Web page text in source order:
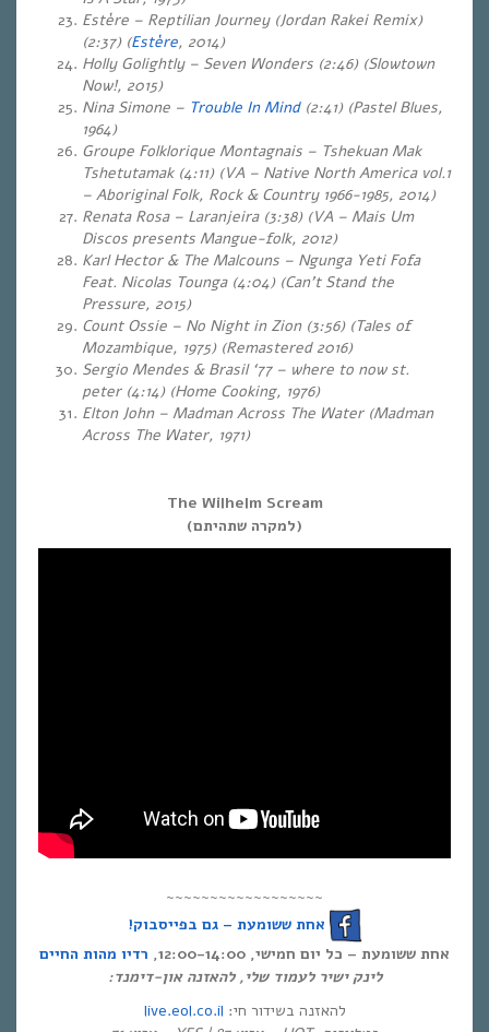
Estère – Reptilian Journey (Jordan Rakei Remix)
(2:37) (Estère, 2014)
Holly Golightly – Seven Wonders (2:46) (Slowtown
Now!, 2015)
Nina Simone – Trouble In Mind(2:41) (Pastel Blues,
1964)
Groupe Folklorique Montagnais – Tshekuan Mak
Tshetutamak (4:11) (VA – Native North America vol.1
– Aboriginal Folk, Rock & Country 1966-1985, 2014)
Renata Rosa – Laranjeira (3:38) (VA – Mais Um
Discos presents Mangue-folk, 2012)
Karl Hector & The Malcouns – Ngunga Yeti Fofa
Feat. Nicolas Tounga (4:04) (Can’t Stand the
Pressure, 2015)
Count Ossie – No Night in Zion (3:56) (Tales of
Mozambique, 1975) (Remastered 2016)
Sergio Mendes & Brasil ‘77 – where to now st.
peter (4:14) (Home Cooking, 1976)
Elton John – Madman Across The Water (Madman
Across The Water, 1971)
The Wilhelm Scream
(למקרה שתהיתם)
~~~~~~~~~~~~~~~~~~
אחת ששומעת – גם בפייסבוק!
אחת ששומעת – כל יום חמישי, 12:00-14:00,
רדיו מהות החיים
לינק ישיר לעמוד שלי, להאזנה און-דימנד:
להאזנה בשידור חי: live.eol.co.il